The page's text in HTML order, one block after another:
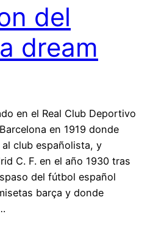
del
dream
en el Real Club Deportivo
en 1919 donde
club españolista, y
C. F. en el año 1930 tras
del fútbol español
barça y donde